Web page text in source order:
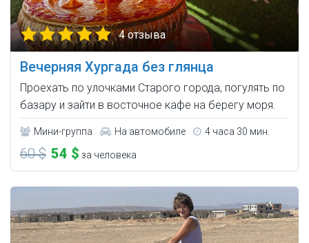
4 отзыва
Вечерняя Хургада без глянца
Проехать по улочками Старого города, погулять по
базару и зайти в восточное кафе на берегу моря.
Мини-группа На автомобиле 4 часа 30 мин.
60 $ 54 $ за человека